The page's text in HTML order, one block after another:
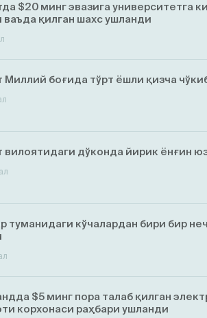
$20 минг эвазига университетга
ваъда қилган шахс ушланди
Миллий боғида тўрт ёшли қизча
вилоятидаги дўконда йирик ёнғин
туманидаги кўчалардан бири бир
$5 минг пора талаб қилган
корхонаси раҳбари ушланди